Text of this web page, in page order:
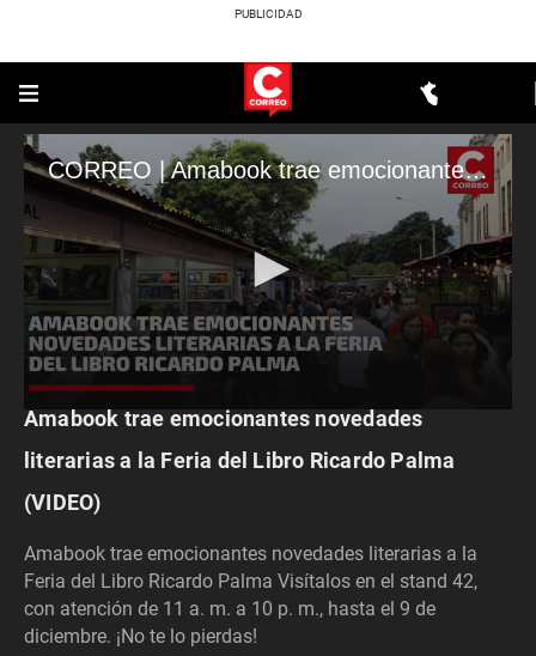
CORREO | Amabook trae emocionantes novedades literarias a la Feria del Libro Ricardo Palma
0
of
2
minutes,
50
OLOR A TINTA
Amabook trae emocionantes novedades
literarias a la Feria del Libro Ricardo Palma
(VIDEO)
Amabook trae emocionantes novedades literarias a la
Feria del Libro Ricardo Palma Visítalos en el stand 42,
con atención de 11 a. m. a 10 p. m., hasta el 9 de
diciembre. ¡No te lo pierdas!